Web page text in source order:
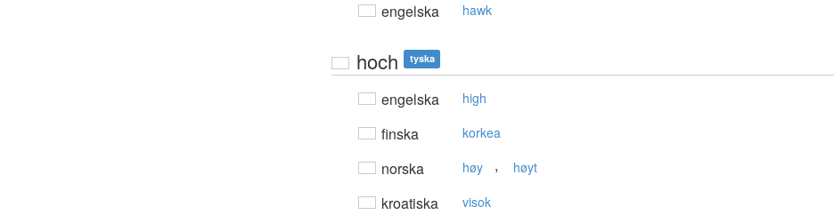
engelska hawk
hoch tyska
engelska high
finska korkea
norska høy , høyt
kroatiska visok